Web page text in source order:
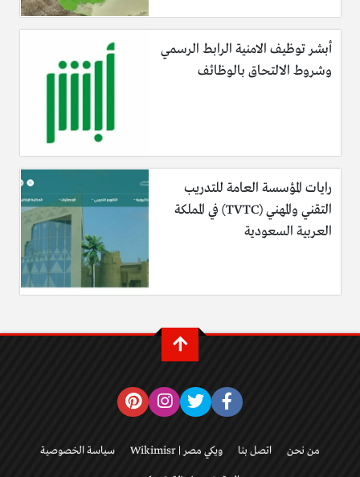
أبشر توظيف الامنية الرابط الرسمي
وشروط الالتحاق بالوظائف
رايات المؤسسة العامة للتدريب
التقني والمهني (TVTC) في المملكة
العربية السعودية
من نحن اتصل بنا ويكي مصر | Wikimisr سياسة الخصوصية